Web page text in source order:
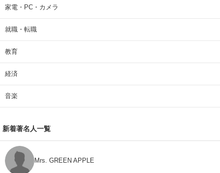
家電・PC・カメラ
就職・転職
教育
経済
音楽
新着著名人一覧
Mrs. GREEN APPLE